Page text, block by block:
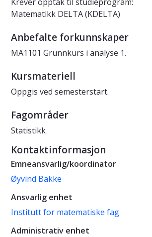
Matematikk DELTA (KDELTA)
Anbefalte forkunnskaper
MA1101 Grunnkurs i analyse 1.
Kursmateriell
Oppgis ved semesterstart.
Fagområder
Statistikk
Kontaktinformasjon
Emneansvarlig/koordinator
Øyvind Bakke
Ansvarlig enhet
Institutt for matematiske fag
Administrativ enhet